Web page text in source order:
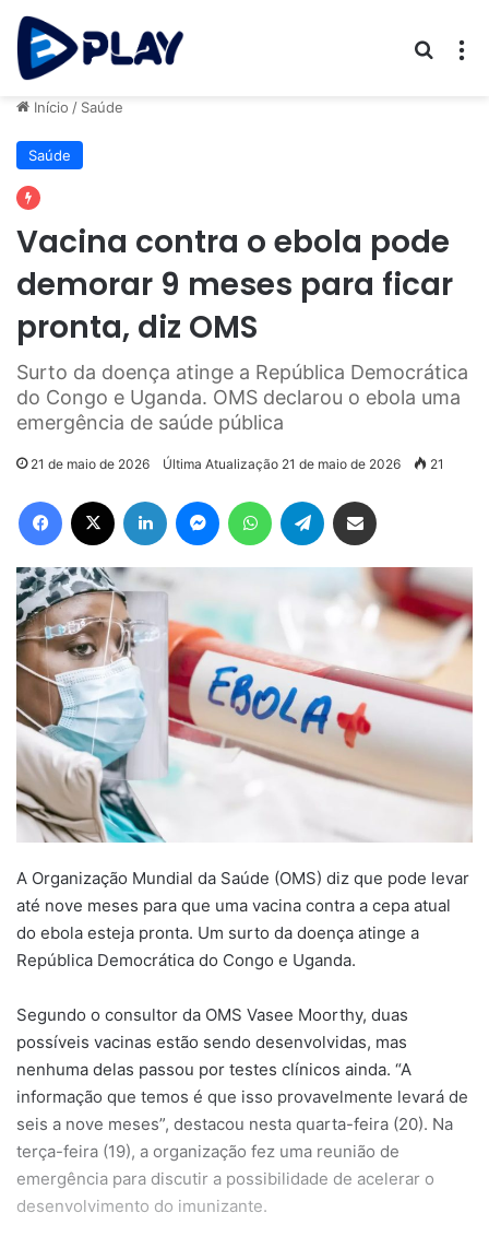
Início / Saúde
Saúde
Vacina contra o ebola pode
demorar 9 meses para ficar
pronta, diz OMS
Surto da doença atinge a República Democrática
do Congo e Uganda. OMS declarou o ebola uma
emergência de saúde pública
21 de maio de 2026 Última Atualização 21 de maio de 2026 21
Facebook Linkedin MessengerWhatsAppTelegram
A Organização Mundial da Saúde (OMS) diz que pode levar
até nove meses para que uma vacina contra a cepa atual
do ebola esteja pronta. Um surto da doença atinge a
República Democrática do Congo e Uganda.
Segundo o consultor da OMS Vasee Moorthy, duas
possíveis vacinas estão sendo desenvolvidas, mas
nenhuma delas passou por testes clínicos ainda. “A
informação que temos é que isso provavelmente levará de
seis a nove meses”, destacou nesta quarta-feira (20). Na
terça-feira (19), a organização fez uma reunião de
emergência para discutir a possibilidade de acelerar o
desenvolvimento do imunizante.